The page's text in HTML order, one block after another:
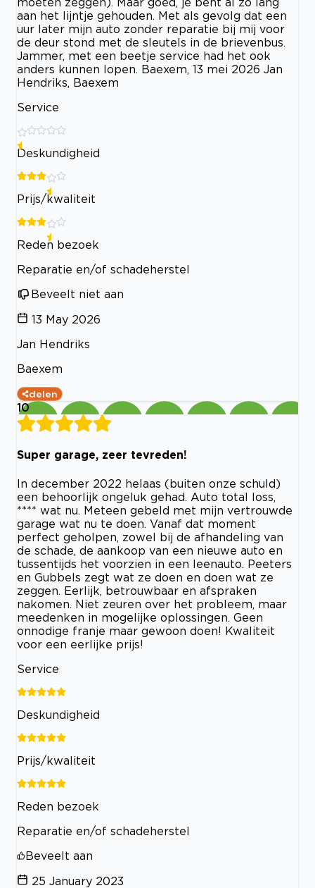
aan het lijntje gehouden. Met als gevolg dat een
uur later mijn auto zonder reparatie bij mij voor
de deur stond met de sleutels in de brievenbus.
Jammer, met een beetje service had het ook
anders kunnen lopen. Baexem, 13 mei 2026 Jan
Hendriks, Baexem
Service
Deskundigheid
Prijs/kwaliteit
Reden bezoek
Reparatie en/of schadeherstel
Beveelt niet aan
13 May 2026
Jan Hendriks
Baexem
delen
10
Super garage, zeer tevreden!
In december 2022 helaas (buiten onze schuld)
een behoorlijk ongeluk gehad. Auto total loss,
**** wat nu. Meteen gebeld met mijn vertrouwde
garage wat nu te doen. Vanaf dat moment
perfect geholpen, zowel bij de afhandeling van
de schade, de aankoop van een nieuwe auto en
tussentijds het voorzien in een leenauto. Peeters
en Gubbels zegt wat ze doen en doen wat ze
zeggen. Eerlijk, betrouwbaar en afspraken
nakomen. Niet zeuren over het probleem, maar
meedenken in mogelijke oplossingen. Geen
onnodige franje maar gewoon doen! Kwaliteit
voor een eerlijke prijs!
Service
Deskundigheid
Prijs/kwaliteit
Reden bezoek
Reparatie en/of schadeherstel
Beveelt aan
25 January 2023